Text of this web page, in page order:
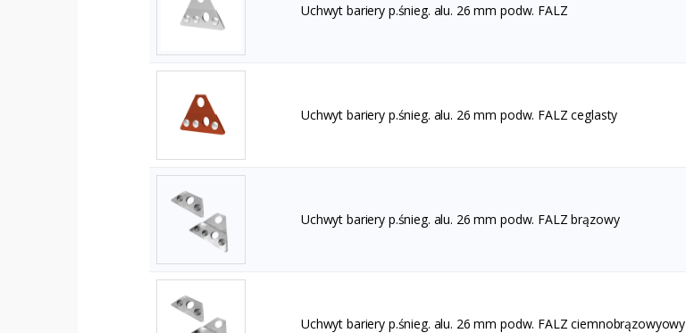
Uchwyt bariery p.śnieg. alu. 26 mm podw. FALZ
Uchwyt bariery p.śnieg. alu. 26 mm podw. FALZ ceglasty
Uchwyt bariery p.śnieg. alu. 26 mm podw. FALZ brązowy
Uchwyt bariery p.śnieg. alu. 26 mm podw. FALZ ciemnobrązowyowy